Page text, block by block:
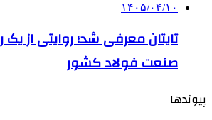
۱۴۰۵/۰۴/۱۰
تایتان معرفی شد؛ روایتی از یک
صنعت فولاد کشور
پیوندها